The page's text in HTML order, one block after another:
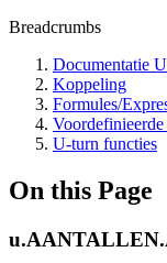
Breadcrumbs
Documentatie
Koppeling
Formules/
U-turn functies
On this Page